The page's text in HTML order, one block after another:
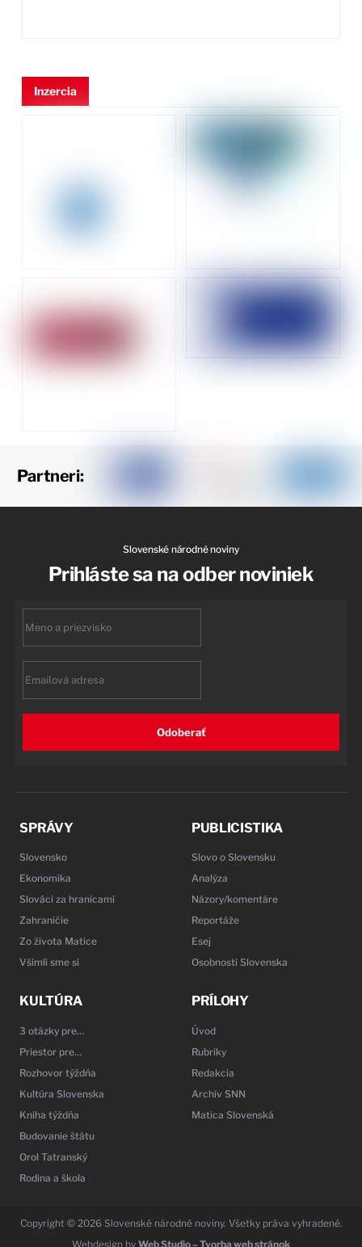
Inzercia
Partneri:
Slovenské národné noviny
Prihláste sa na odber noviniek
Odoberať
SPRÁVY
Slovensko
Ekonomika
Slováci za hranicami
Zahraničie
Zo života Matice
Všimli sme si
PUBLICISTIKA
Slovo o Slovensku
Analýza
Názory/komentáre
Reportáže
Esej
Osobnosti Slovenska
KULTÚRA
3 otázky pre…
Priestor pre…
Rozhovor týždňa
Kultúra Slovenska
Kniha týždňa
Budovanie štátu
Orol Tatranský
Rodina a škola
PRÍLOHY
Úvod
Rubriky
Redakcia
Archív SNN
Matica Slovenská
Copyright © 2026 Slovenské národné noviny. Všetky práva vyhradené.
Webdesign by Web Studio – Tvorba web stránok